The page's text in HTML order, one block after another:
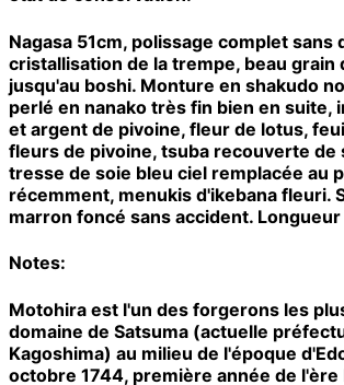
Nagasa 51cm, polissage complet sans
cristallisation de la trempe, beau grain
jusqu'au boshi. Monture en shakudo
perlé en nanako très fin bien en suite,
et argent de pivoine, fleur de lotus,
fleurs de pivoine, tsuba recouverte de
tresse de soie bleu ciel remplacée au
récemment, menukis d'ikebana fleuri.
marron foncé sans accident.
Notes:
Motohira est l'un des forgerons les
domaine de Satsuma (actuelle
Kagoshima) au milieu de l'époque
octobre 1744, première année de l'ère